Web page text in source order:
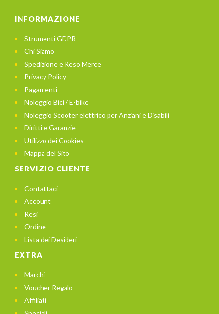
INFORMAZIONE
Strumenti GDPR
Chi Siamo
Spedizione e Reso Merce
Privacy Policy
Pagamenti
Noleggio Bici / E-bike
Noleggio Scooter elettrico per Anziani e Disabili
Diritti e Garanzie
Utilizzo dei Cookies
Mappa del Sito
SERVIZIO CLIENTE
Contattaci
Account
Resi
Ordine
Lista dei Desideri
EXTRA
Marchi
Voucher Regalo
Affiliati